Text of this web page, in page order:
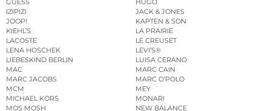
GUESS
HUGO
IZIPIZI
JACK & JONES
JOOP!
KAPTEN & SON
KIEHL’S
LA PRAIRIE
LACOSTE
LE CREUSET
LENA HOSCHEK
LEVI’S®
LIEBESKIND BERLIN
LUISA CERANO
MAC
MARC CAIN
MARC JACOBS
MARC O’POLO
MCM
MEY
MICHAEL KORS
MONARI
MOS MOSH
NEW BALANCE